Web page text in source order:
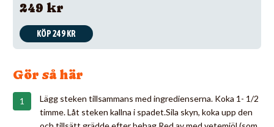
249 kr
KÖP 249 KR
Gör så här
Lägg steken tillsammans med ingredienserna. Koka 1- 1/2
timme. Låt steken kallna i spadet.Sila skyn, koka upp den